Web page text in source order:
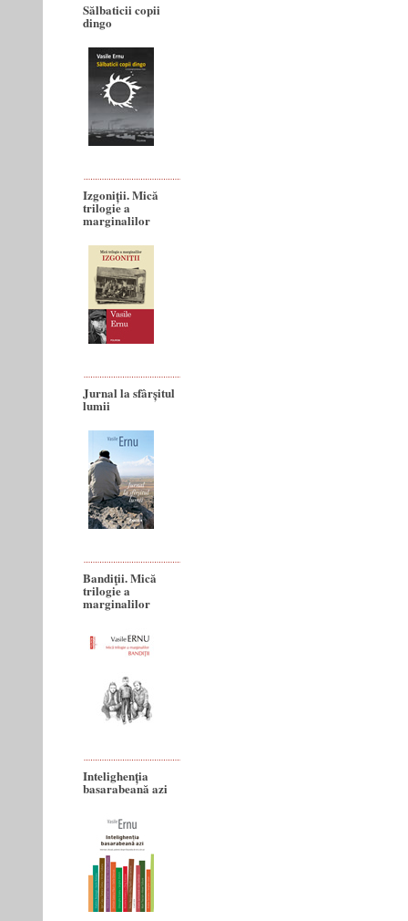
Sălbaticii copii
dingo
Izgoniții. Mică
trilogie a
marginalilor
Jurnal la sfârșitul
lumii
Bandiţii. Mică
trilogie a
marginalilor
Intelighenția
basarabeană azi